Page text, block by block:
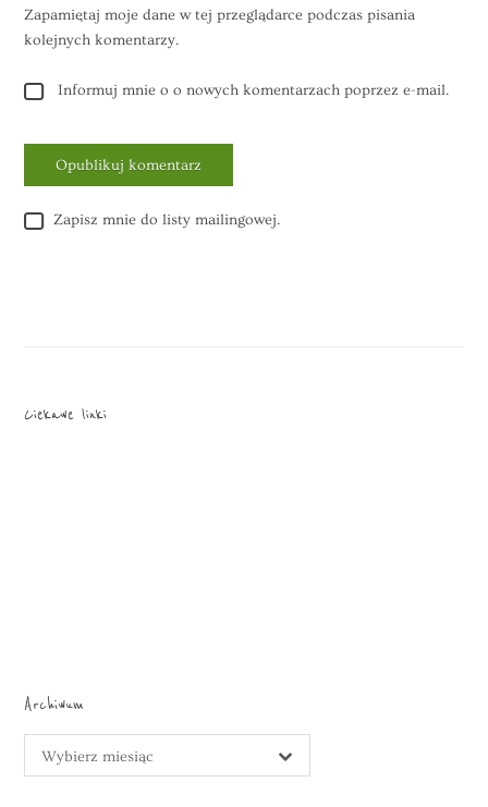
Zapamiętaj moje dane w tej przeglądarce podczas pisania
kolejnych komentarzy.
Informuj mnie o o nowych komentarzach poprzez e-mail.
Zapisz mnie do listy mailingowej.
Ciekawe linki
Archiwum
Wybierz miesiąc